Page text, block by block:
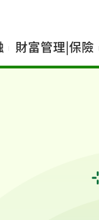
財富管理|保險